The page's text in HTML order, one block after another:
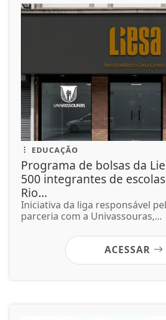
EDUCAÇÃO
Programa de bolsas da
500 integrantes de
Rio...
Iniciativa da liga responsável
parceria com a Univassouras,...
ACESSAR